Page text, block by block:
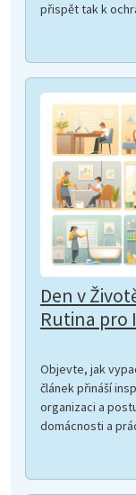
přispět tak k
Den v
Rutina pro
Objevte, jak
článek přináší
organizaci a
domácnosti a